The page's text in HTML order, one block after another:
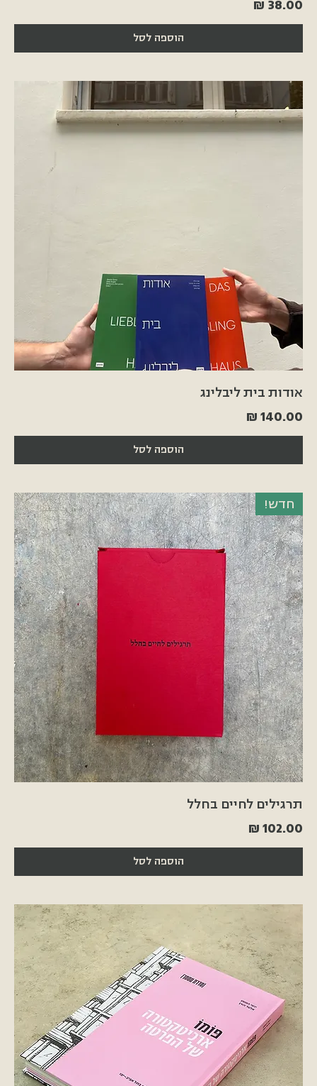
מחיר
הוספה לסל
אודות בית ליבלינג
מחיר
הוספה לסל
חדש!
תרגילים לחיים בחלל
מחיר
הוספה לסל